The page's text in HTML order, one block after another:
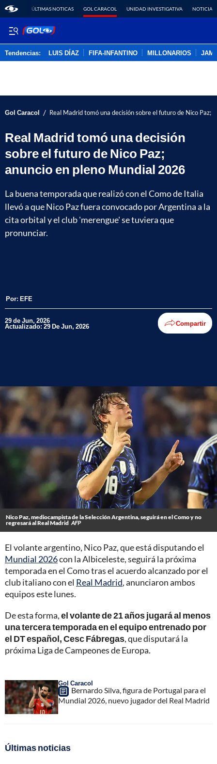
ÚLTIMAS NOTICAS GOL CARACOL UNIDAD INVESTIGATIVA NOTICIAS
Tendencias: LUIS DÍAZ FIFA-INFANTINO MILLONARIOS
Gol Caracol / Real Madrid tomó una decisión sobre el futuro de Nico Paz;
Real Madrid tomó una decisión
sobre el futuro de Nico Paz;
anuncio en pleno Mundial 2026
La buena temporada que realizó con el Como de Italia
llevó a que Nico Paz fuera convocado por Argentina a la
cita orbital y el club 'merengue' se tuviera que
pronunciar.
Por: EFE
29 de Jun, 2026
Actualizado: 29 De Jun, 2026 Compartir
Nico Paz, mediocampista de la Selección Argentina, seguirá en el Como y no
regresará al Real Madrid AFP
El volante argentino, Nico Paz, que está disputando el
Mundial 2026con la Albiceleste, seguirá la próxima
temporada en el Como tras el acuerdo alcanzado por el
club italiano con el Real Madrid, anunciaron ambos
equipos este lunes.
De esta forma,el volante de 21 años jugará al menos
una tercera temporada en el equipo entrenado por
el DT español, Cesc Fábregas, que disputará la
próxima Liga de Campeones de Europa.
Gol Caracol
Bernardo Silva, figura de Portugal para el
Mundial 2026, nuevo jugador del Real Madrid
Últimas noticias